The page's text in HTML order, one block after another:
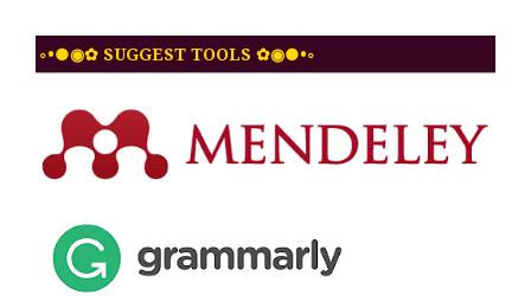
◦•●◉✿ SUGGEST TOOLS ✿◉●•◦